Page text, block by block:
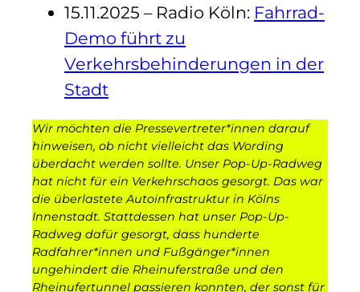
15.11.2025 – Radio Köln: Fahrrad-
Demo führt zu
Verkehrsbehinderungen in der
Stadt
Wir möchten die Pressevertreter*innen darauf
hinweisen, ob nicht vielleicht das Wording
überdacht werden sollte. Unser Pop-Up-Radweg
hat nicht für ein Verkehrschaos gesorgt. Das war
die überlastete Autoinfrastruktur in Kölns
Innenstadt. Stattdessen hat unser Pop-Up-
Radweg dafür gesorgt, dass hunderte
Radfahrer*innen und Fußgänger*innen
ungehindert die Rheinuferstraße und den
Rheinufertunnel passieren konnten, der sonst für